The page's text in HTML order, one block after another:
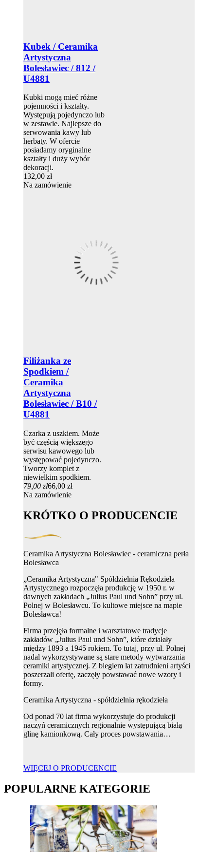
Kubek / Ceramika
Artystyczna
Bolesławiec / 812 /
U4881
Kubki mogą mieć różne
pojemności i kształty.
Występują pojedynczo lub
w zestawie. Najlepsze do
serwowania kawy lub
herbaty. W ofercie
posiadamy oryginalne
kształty i duży wybór
dekoracji.
132,00 zł
Na zamówienie
Filiżanka ze
Spodkiem /
Ceramika
Artystyczna
Bolesławiec / B10 /
U4881
Czarka z uszkiem. Może
być częścią większego
serwisu kawowego lub
występować pojedynczo.
Tworzy komplet z
niewielkim spodkiem.
79,00 zł66,00 zł
Na zamówienie
KRÓTKO O PRODUCENCIE
Ceramika Artystyczna Bolesławiec - ceramiczna perła
Bolesławca
„Ceramika Artystyczna" Spółdzielnia Rękodzieła
Artystycznego rozpoczęła produkcję w 1950 r. w
dawnych zakładach „Julius Paul und Sohn” przy ul.
Polnej w Bolesławcu. To kultowe miejsce na mapie
Bolesławca!
Firma przejęła formalne i warsztatowe tradycje
zakładów „Julius Paul und Sohn”, które działały
między 1893 a 1945 rokiem. To tutaj, przy ul. Polnej
nadal wykorzystywane są stare metody wytwarzania
ceramiki artystycznej. Z biegiem lat zatrudnieni artyści
poszerzali ofertę, zaczęły powstawać nowe wzory i
formy.
Ceramika Artystyczna - spółdzielnia rękodzieła
Od ponad 70 lat firma wykorzystuje do produkcji
naczyń ceramicznych regionalnie występującą białą
glinę kamionkową. Cały proces powstawania…
WIĘCEJ O PRODUCENCIE
POPULARNE KATEGORIE